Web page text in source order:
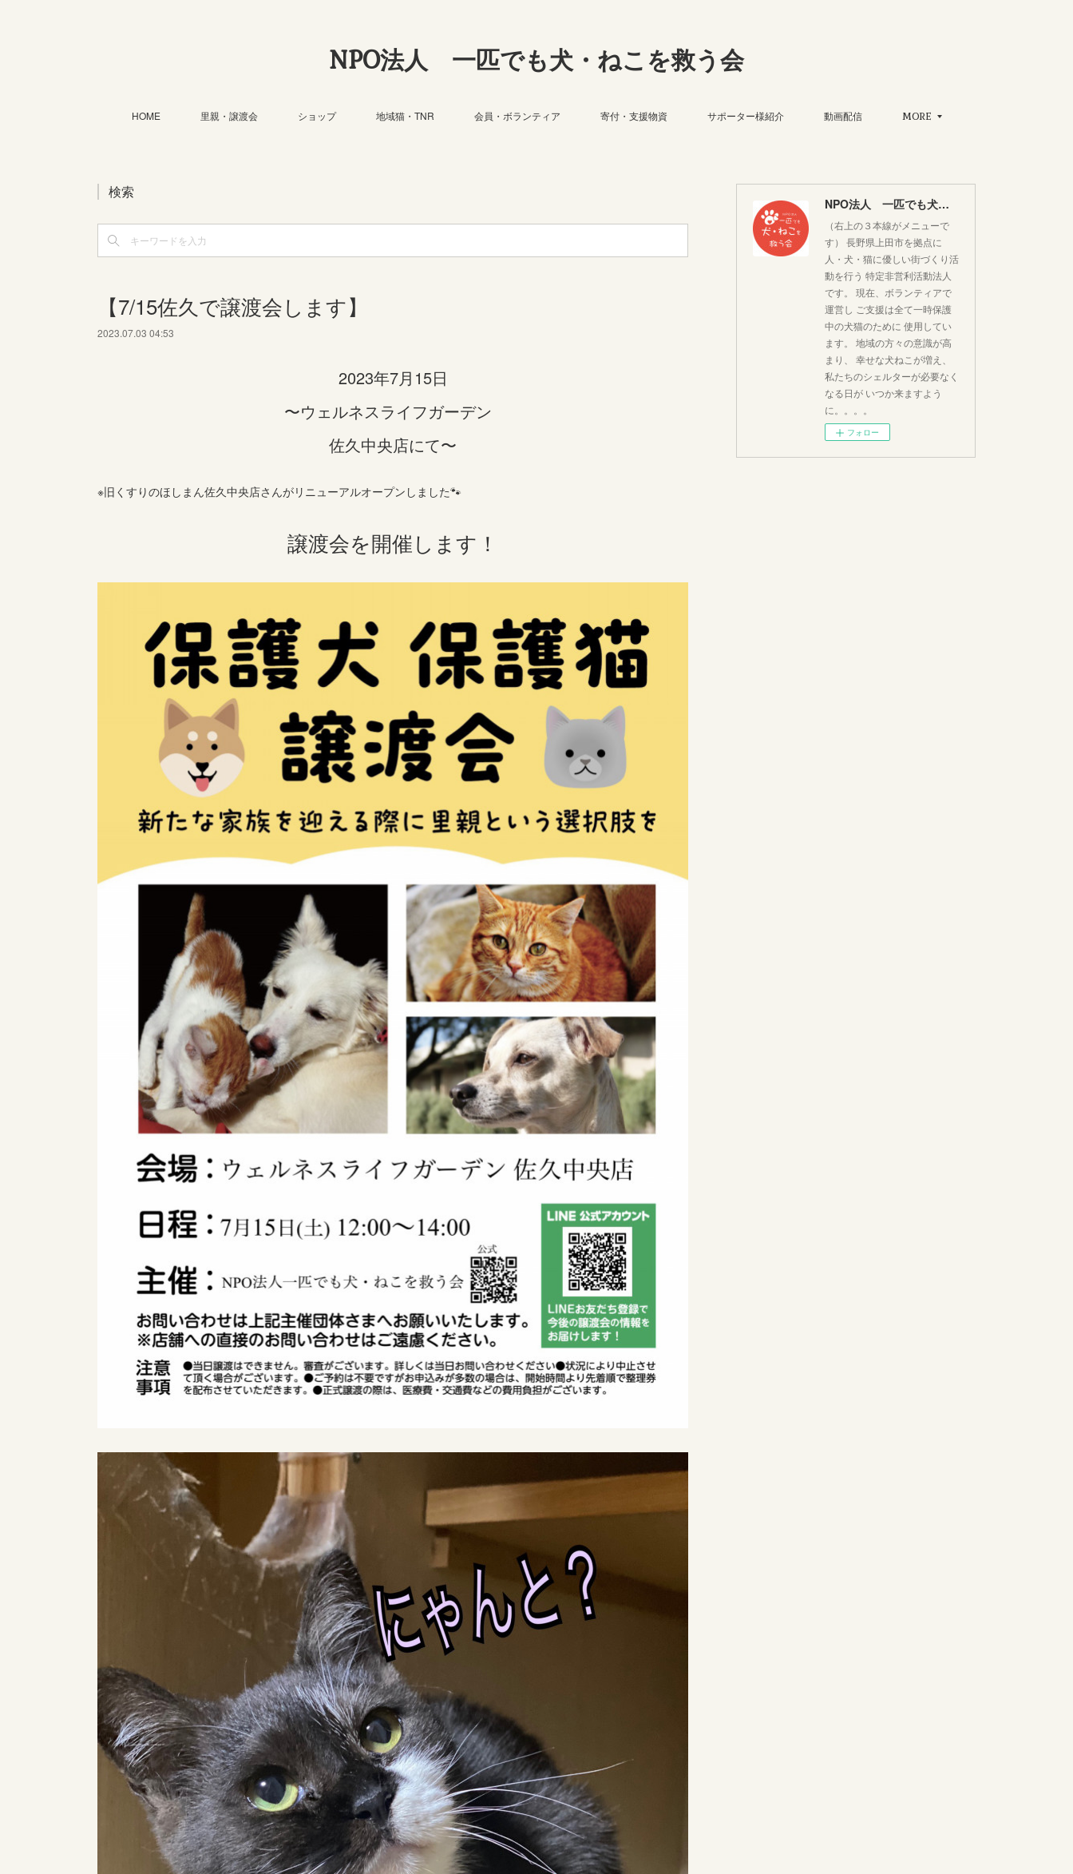
NPO法人 一匹でも犬・ねこを救う会
HOME 里親・譲渡会 ショップ 地域猫・TNR 会員・ボランティア 寄付・支援物資 サポーター様紹介 動画配信 MORE
検索
【7/15佐久で譲渡会します】
2023.07.03 04:53
2023年7月15日
〜ウェルネスライフガーデン
佐久中央店にて〜
※旧くすりのほしまん佐久中央店さんがリニューアルオープンしました🐾
譲渡会を開催します！
NPO法人 一匹でも犬・ねこを救う会
（右上の３本線がメニューで
す） 長野県上田市を拠点に
人・犬・猫に優しい街づくり活
動を行う 特定非営利活動法人
です。 現在、ボランティアで
運営し ご支援は全て一時保護
中の犬猫のために 使用してい
ます。 地域の方々の意識が高
まり、 幸せな犬ねこが増え、
私たちのシェルターが必要なく
なる日が いつか来ますよう
に。。。。
フォロー